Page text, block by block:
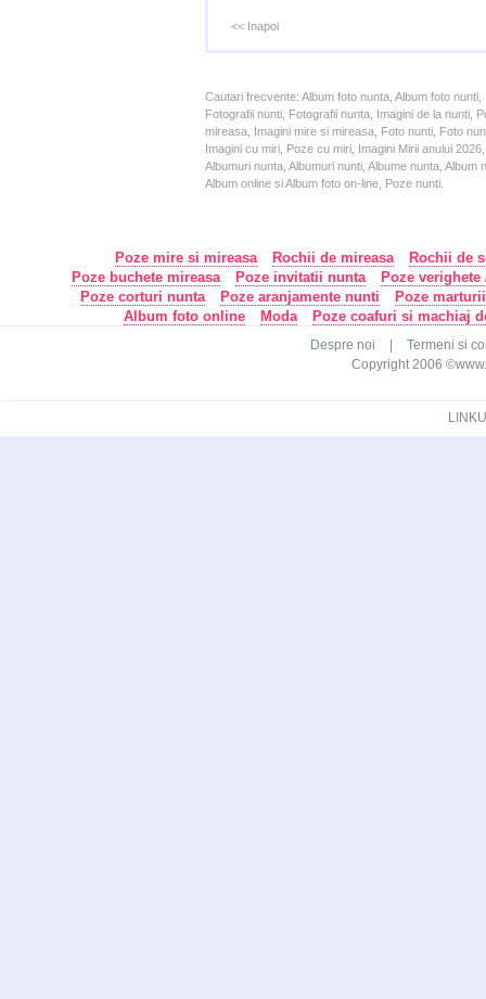
<< Inapoi
Cautari frecvente: Album foto nunta, Album foto
Fotografii nunti, Fotografii nunta, Imagini de la nunti,
mireasa, Imagini mire si mireasa, Foto nunti, Foto
Imagini cu miri, Poze cu miri, Imagini Mirii anului
Albumuri nunta, Albumuri nunti, Albume nunta,
Album online si Album foto on-line, Poze nunti.
Poze mire si mireasa Rochii de mireasa
Rochii de
Poze buchete mireasa
Poze invitatii nunta
Poze
Poze corturi nunta
Poze aranjamente nunti
Poze
Album foto online
Moda Poze coafuri si machiaj
Despre noi
Termeni si
Copyright 2006